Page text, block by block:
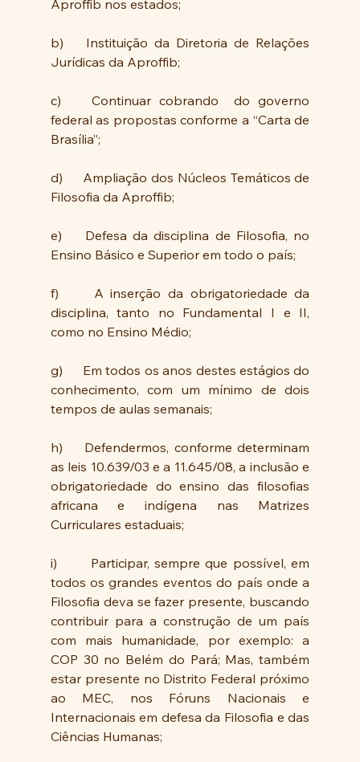
Aproffib nos estados;
b)	Instituição da Diretoria de Relações
Jurídicas da Aproffib;
c) 	Continuar cobrando  do governo
federal as propostas conforme a “Carta de
Brasília”;
d)	Ampliação dos Núcleos Temáticos de
Filosofia da Aproffib;
e)	Defesa da disciplina de Filosofia, no
Ensino Básico e Superior em todo o país;
f)  	A inserção da obrigatoriedade da
disciplina, tanto no Fundamental I e II,
como no Ensino Médio;
g)	Em todos os anos destes estágios do
conhecimento, com um mínimo de dois
tempos de aulas semanais;
h)	Defendermos, conforme determinam
as leis 10.639/03 e a 11.645/08, a inclusão e
obrigatoriedade do ensino das filosofias
africana e indígena nas Matrizes
Curriculares estaduais;
i)   	Participar, sempre que possível, em
todos os grandes eventos do país onde a
Filosofia deva se fazer presente, buscando
contribuir para a construção de um país
com mais humanidade, por exemplo: a
COP 30 no Belém do Pará; Mas, também
estar presente no Distrito Federal próximo
ao MEC, nos Fóruns Nacionais e
Internacionais em defesa da Filosofia e das
Ciências Humanas;